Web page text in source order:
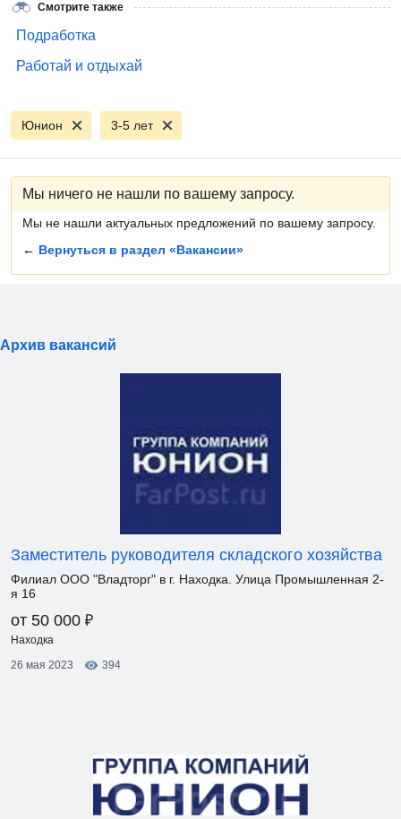
Смотрите также
Подработка
Работай и отдыхай
Юнион 3-5 лет
Мы ничего не нашли по вашему запросу.
Мы не нашли актуальных предложений по вашему запросу.
← Вернуться в раздел «Вакансии»
Архив вакансий
Заместитель руководителя складского хозяйства
Филиал ООО "Владторг" в г. Находка. Улица Промышленная 2-
я 16
от 50 000 ₽
Находка
26 мая 2023
394